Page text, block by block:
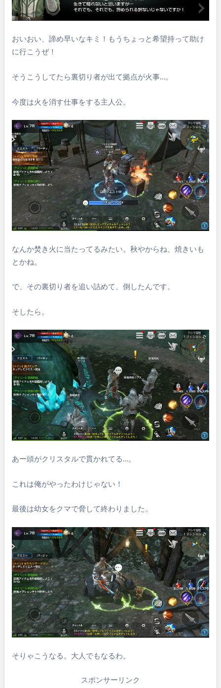
おいおい、諦め早いなキミ！もうちょっと希望持って助け
に行こうぜ！
そうこうしてたら裏切り者が出て拠点が火事…。
今度は火を消す仕事をする主人公。
なんか焚き火に当たってるみたい。秋やからね、焼きいも
とかね。
で、その裏切り者を追い詰めて、倒したんです。
そしたら。
あー頭がクリスタルで貫かれてる…。
これは俺がやったわけじゃない！
最後は幼女をクマで脅して終わりました。
そりゃこうなる。大人でもなるわ。
スポンサーリンク